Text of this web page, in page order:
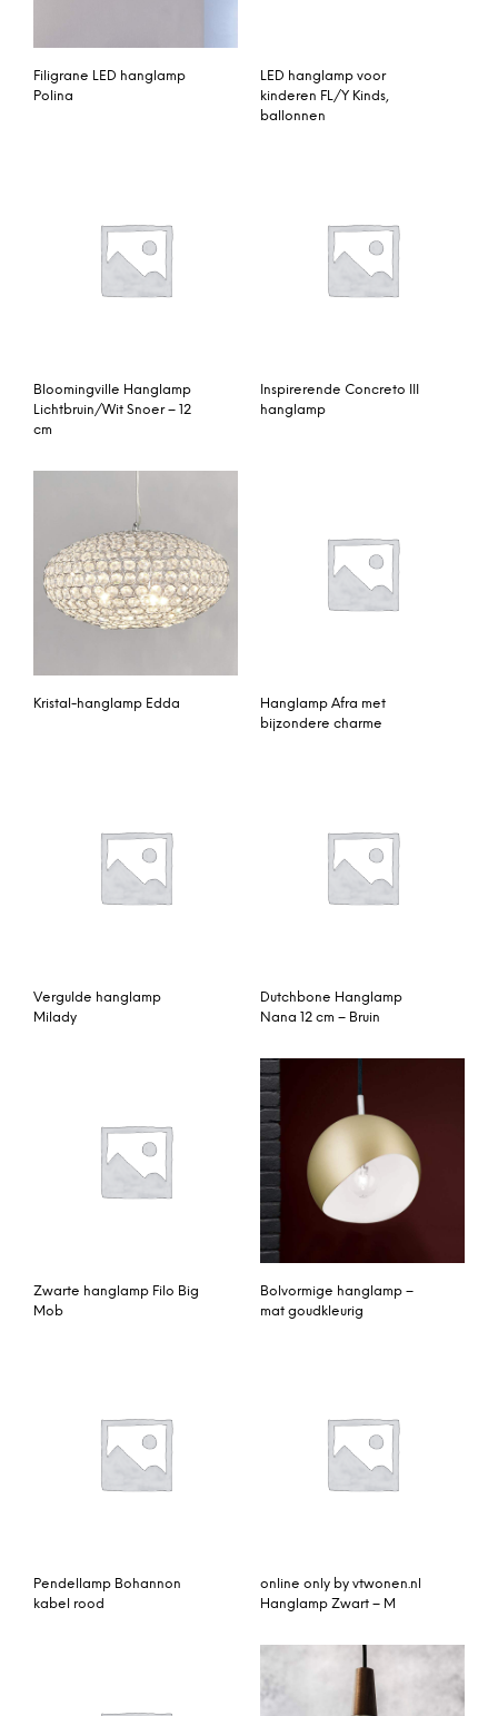
Filigrane LED hanglamp
Polina
LED hanglamp voor
kinderen FL/Y Kinds,
ballonnen
Bloomingville Hanglamp
Lichtbruin/Wit Snoer – 12
cm
Inspirerende Concreto III
hanglamp
Kristal-hanglamp Edda
Hanglamp Afra met
bijzondere charme
Vergulde hanglamp
Milady
Dutchbone Hanglamp
Nana 12 cm – Bruin
Zwarte hanglamp Filo Big
Mob
Bolvormige hanglamp –
mat goudkleurig
Pendellamp Bohannon
kabel rood
online only by vtwonen.nl
Hanglamp Zwart – M